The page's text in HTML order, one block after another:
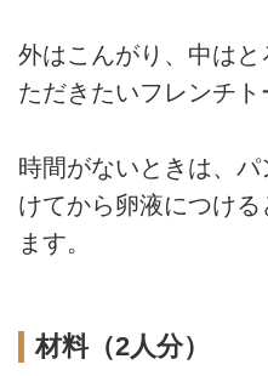
外はこんがり、中は
ただきたいフレンチト
時間がないときは、
けてから卵液につけ
ます。
材料（2人分）